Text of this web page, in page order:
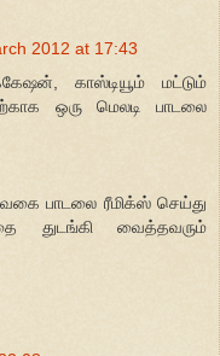
2012 at 17:43
காஸ்டியூம் மட்டும்
ஒரு மெலடி பாடலை
வகை பாடலை ரீமிக்ஸ் செய்து
துடங்கி வைத்தவரும்